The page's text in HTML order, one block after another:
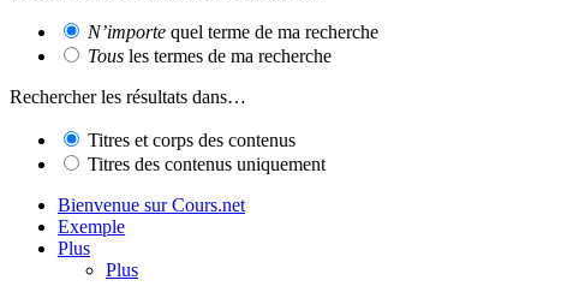
N’importe quel terme de ma recherche
Tous les termes de ma recherche
Rechercher les résultats dans…
Titres et corps des contenus
Titres des contenus uniquement
Bienvenue sur Cours.net
Exemple
Plus
Plus